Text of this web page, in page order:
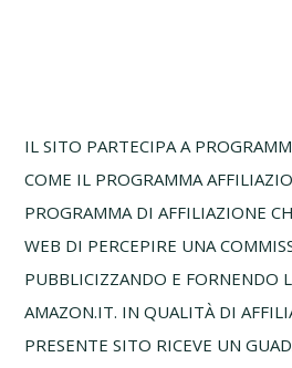
Footer
IL SITO PARTECIPA A
COME IL PROGRAMMA
PROGRAMMA DI AFFILIAZIONE
WEB DI PERCEPIRE UNA
PUBBLICIZZANDO E FORNENDO
AMAZON.IT. IN QUALITÀ DI
PRESENTE SITO RICEVE UN